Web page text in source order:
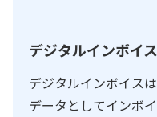
デジタルインボイ
デジタルインボイス
データとしてインボ